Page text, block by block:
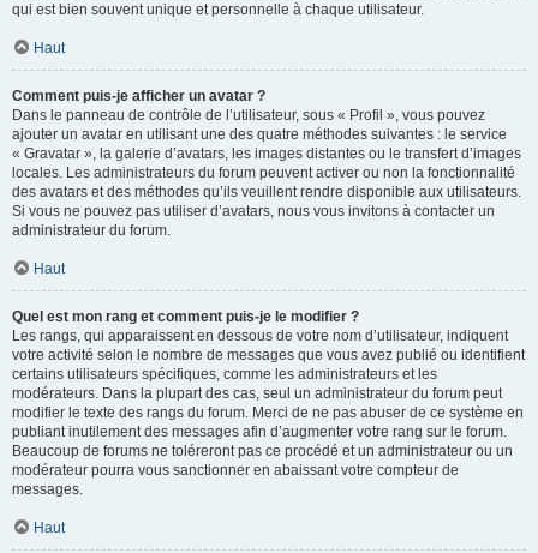
qui est bien souvent unique et personnelle à chaque utilisateur.
Haut
Comment puis-je afficher un avatar ?
Dans le panneau de contrôle de l’utilisateur, sous « Profil », vous pouvez
ajouter un avatar en utilisant une des quatre méthodes suivantes : le service
« Gravatar », la galerie d’avatars, les images distantes ou le transfert d’images
locales. Les administrateurs du forum peuvent activer ou non la fonctionnalité
des avatars et des méthodes qu’ils veuillent rendre disponible aux utilisateurs.
Si vous ne pouvez pas utiliser d’avatars, nous vous invitons à contacter un
administrateur du forum.
Haut
Quel est mon rang et comment puis-je le modifier ?
Les rangs, qui apparaissent en dessous de votre nom d’utilisateur, indiquent
votre activité selon le nombre de messages que vous avez publié ou identifient
certains utilisateurs spécifiques, comme les administrateurs et les
modérateurs. Dans la plupart des cas, seul un administrateur du forum peut
modifier le texte des rangs du forum. Merci de ne pas abuser de ce système en
publiant inutilement des messages afin d’augmenter votre rang sur le forum.
Beaucoup de forums ne toléreront pas ce procédé et un administrateur ou un
modérateur pourra vous sanctionner en abaissant votre compteur de
messages.
Haut